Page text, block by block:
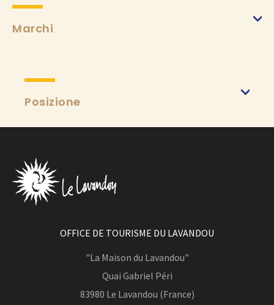
Marchi
Posizione
OFFICE DE TOURISME DU LAVANDOU
"La Maison du Lavandou"
Quai Gabriel Péri
83980 Le Lavandou (France)